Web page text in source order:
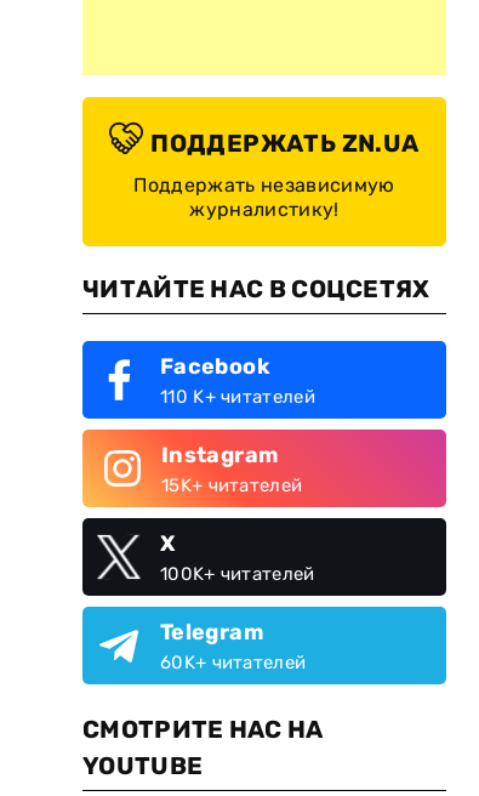
ПОДДЕРЖАТЬ ZN.UA
Поддержать независимую
журналистику!
ЧИТАЙТЕ НАС В СОЦСЕТЯХ
Facebook
110 K+ читателей
Instagram
15K+ читателей
X
100K+ читателей
Telegram
60K+ читателей
СМОТРИТЕ НАС НА
YOUTUBE